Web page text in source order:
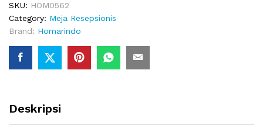
SKU: HOM0562
Category: Meja Resepsionis
Brand: Homarindo
Deskripsi